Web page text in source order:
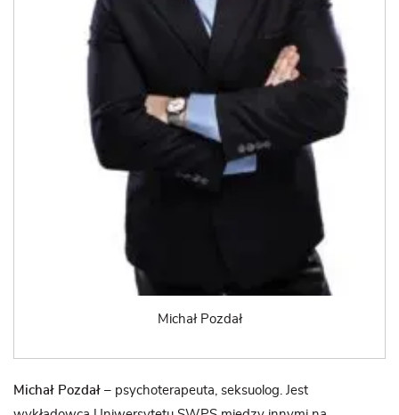
Michał Pozdał
Michał Pozdał – psychoterapeuta, seksuolog. Jest